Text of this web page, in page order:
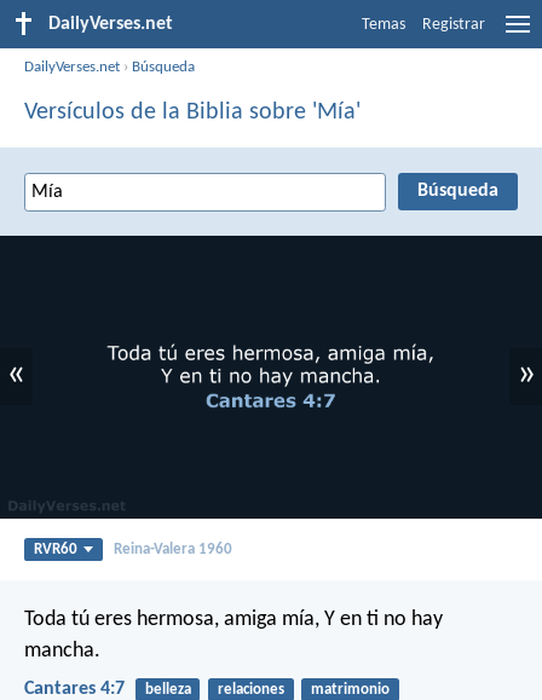
DailyVerses.net Temas Registrar
DailyVerses.net › Búsqueda
Versículos de la Biblia sobre 'Mía'
« »
RVR60 Reina-Valera 1960
Toda tú eres hermosa, amiga mía, Y en ti no hay
mancha.
Cantares 4:7 belleza relaciones matrimonio